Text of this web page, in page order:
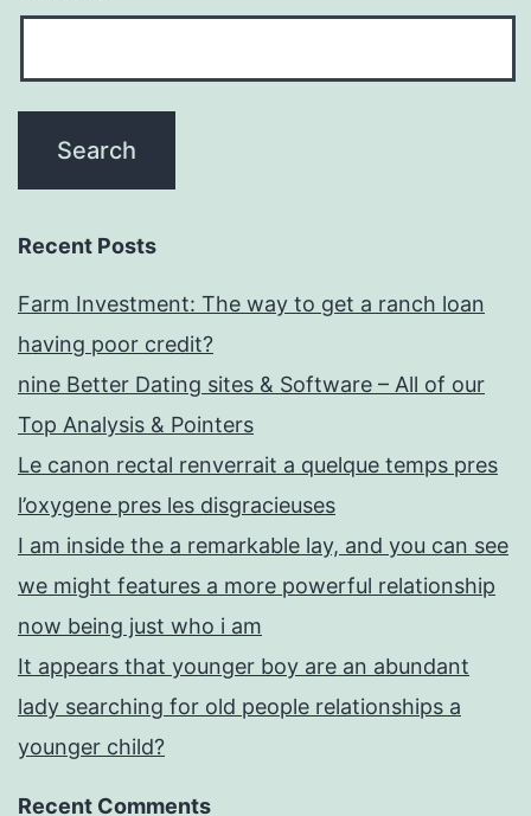
Recent Posts
Farm Investment: The way to get a ranch loan
having poor credit?
nine Better Dating sites & Software – All of our
Top Analysis & Pointers
Le canon rectal renverrait a quelque temps pres
l’oxygene pres les disgracieuses
I am inside the a remarkable lay, and you can see
we might features a more powerful relationship
now being just who i am
It appears that younger boy are an abundant
lady searching for old people relationships a
younger child?
Recent Comments